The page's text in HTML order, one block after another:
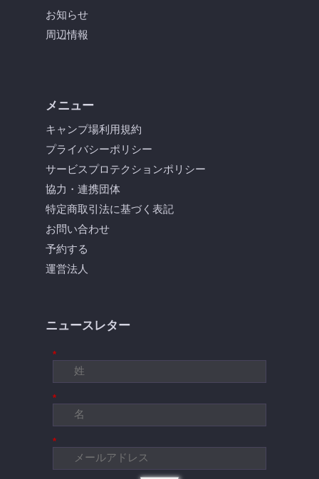
お知らせ
周辺情報
メニュー
キャンプ場利用規約
プライバシーポリシー
サービスプロテクションポリシー
協力・連携団体
特定商取引法に基づく表記
お問い合わせ
予約する
運営法人
ニュースレター
*
*
*